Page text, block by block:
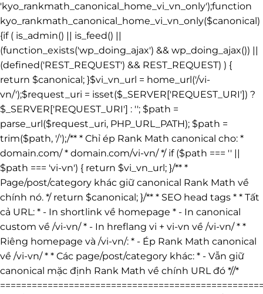
'kyo_rankmath_canonical_home_vi_vn_only');function
kyo_rankmath_canonical_home_vi_vn_only($canonical)
{if ( is_admin() || is_feed() ||
(function_exists('wp_doing_ajax') && wp_doing_ajax()) ||
(defined('REST_REQUEST') && REST_REQUEST) ) {
return $canonical; }$vi_vn_url = home_url('/vi-
vn/');$request_uri = isset($_SERVER['REQUEST_URI']) ?
$_SERVER['REQUEST_URI'] : ''; $path =
parse_url($request_uri, PHP_URL_PATH); $path =
trim($path, '/');/** * Chỉ ép Rank Math canonical cho: *
domain.com/ * domain.com/vi-vn/ */ if ($path === '' ||
$path === 'vi-vn') { return $vi_vn_url; }/** *
Page/post/category khác giữ canonical Rank Math về
chính nó. */ return $canonical; }/** * SEO head tags * * Tất
cả URL: * - In shortlink về homepage * - In canonical
custom về /vi-vn/ * - In hreflang vi + vi-vn về /vi-vn/ * *
Riêng homepage và /vi-vn/: * - Ép Rank Math canonical
về /vi-vn/ * * Các page/post/category khác: * - Vẫn giữ
canonical mặc định Rank Math về chính URL đó *//*